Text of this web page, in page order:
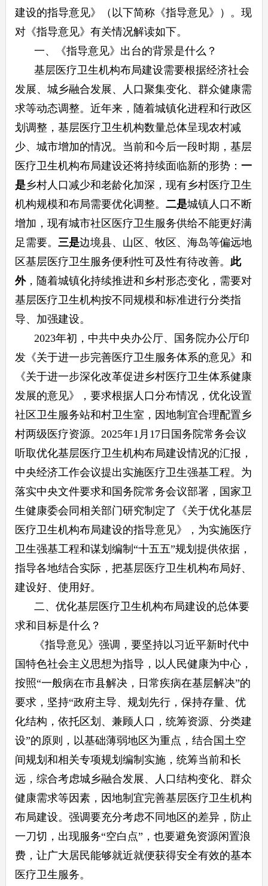
建设的指导意见》（以下简称《指导意见》）。现
对《指导意见》有关情况解读如下。
一、《指导意见》出台的背景是什么？
基层医疗卫生机构布局建设需要根据经济社会
发展、城乡融合发展、人口聚集变化、群众健康需
求等动态调整。近年来，随着城镇化进程和行政区
划调整，基层医疗卫生机构数量总体呈现农村减
少、城市增加的情况。当前和今后一段时期，基层
医疗卫生机构布局建设还将持续面临新的形势： 一
是乡村人口减少和老龄化加深，现有乡村医疗卫生
机构规模和布局需要优化调整。 二是城镇人口不断
增加，现有城市社区医疗卫生服务供给不能更好满
足需要。 三是边境县、山区、牧区、海岛等偏远地
区基层医疗卫生服务便利性可及性有待改善。 此
外，随着城镇化持续推进和乡村形态变化，需要对
基层医疗卫生机构按不同规模和标准进行分类指
导、加强建设。
2023年初，中共中央办公厅、国务院办公厅印
发《关于进一步完善医疗卫生服务体系的意见》和
《关于进一步深化改革促进乡村医疗卫生体系健康
发展的意见》，要求根据人口分布情况，优化设置
社区卫生服务站和村卫生室，因地制宜合理配置乡
村两级医疗资源。2025年1月17日国务院常务会议
听取优化基层医疗卫生机构布局建设情况的汇报，
中央经济工作会议提出实施医疗卫生强基工程。为
落实中央文件要求和国务院常务会议部署，国家卫
生健康委会同相关部门研究制定了《关于优化基层
医疗卫生机构布局建设的指导意见》，为实施医疗
卫生强基工程和谋划编制“十五五”规划提供依据，
指导各地结合实际，把基层医疗卫生机构布局好、
建设好、使用好。
二、优化基层医疗卫生机构布局建设的总体要
求和目标是什么？
《指导意见》强调，要坚持以习近平新时代中
国特色社会主义思想为指导，以人民健康为中心，
按照“一般病在市县解决，日常疾病在基层解决”的
要求，坚持“政府主导、规划先行，保持存量、优
化结构，依托区划、兼顾人口，统筹资源、分类建
设”的原则，以基础薄弱地区为重点，结合国土空
间规划和相关专项规划编制实施，统筹当前和长
远，综合考虑城乡融合发展、人口结构变化、群众
健康需求等因素，因地制宜完善基层医疗卫生机构
布局建设。强调要充分考虑不同地区的差异，防止
一刀切，出现服务“空白点”，也要避免资源闲置浪
费，让广大居民能够就近就便获得安全有效的基本
医疗卫生服务。